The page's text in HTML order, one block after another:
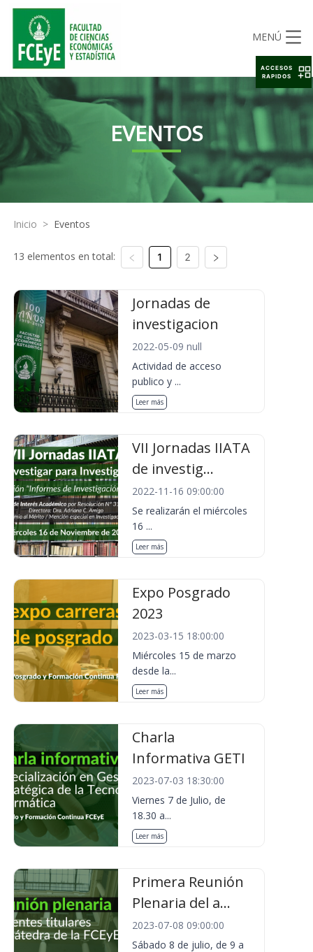
MENÚ
EVENTOS
Inicio > Eventos
13 elementos en total: 1 2
Jornadas de
investigacion
2022-05-09 null
Actividad de acceso
publico y ...
Leer más
VII Jornadas IIATA
de investig...
2022-11-16 09:00:00
Se realizarán el miércoles
16 ...
Leer más
Expo Posgrado
2023
2023-03-15 18:00:00
Miércoles 15 de marzo
desde la...
Leer más
Charla
Informativa GETI
2023-07-03 18:30:00
Viernes 7 de Julio, de
18.30 a...
Leer más
Primera Reunión
Plenaria del a...
2023-07-08 09:00:00
Sábado 8 de julio, de 9 a
ACCESOS
RAPIDOS